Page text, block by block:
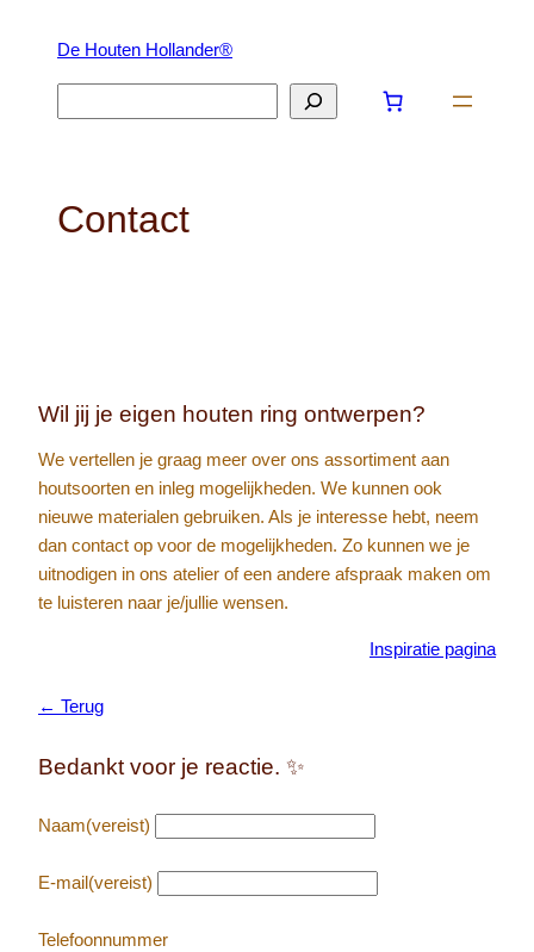
De Houten Hollander®
Contact
Wil jij je eigen houten ring ontwerpen?
We vertellen je graag meer over ons assortiment aan
houtsoorten en inleg mogelijkheden. We kunnen ook
nieuwe materialen gebruiken. Als je interesse hebt, neem
dan contact op voor de mogelijkheden. Zo kunnen we je
uitnodigen in ons atelier of een andere afspraak maken om
te luisteren naar je/jullie wensen.
Inspiratie pagina
← Terug
Bedankt voor je reactie. ✨
Naam(vereist)
E-mail(vereist)
Telefoonnummer